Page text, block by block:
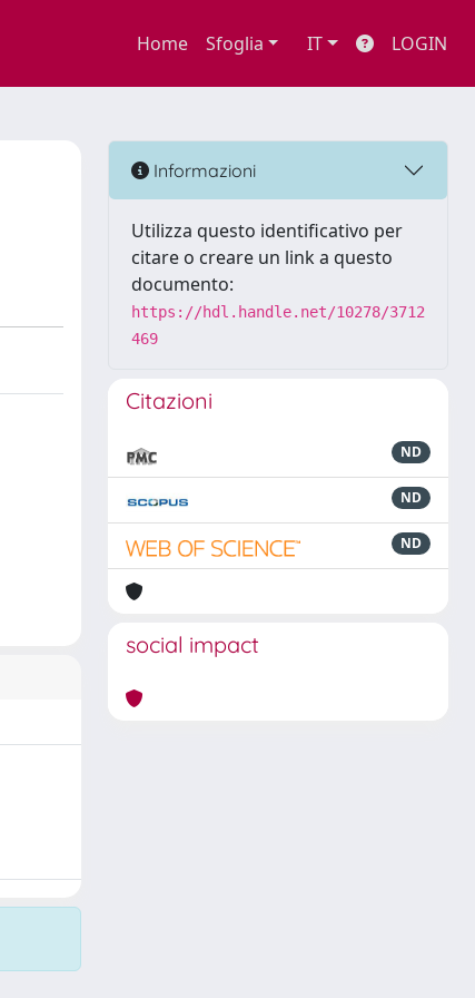
Home Sfoglia IT LOGIN
Informazioni
Utilizza questo identificativo per
citare o creare un link a questo
documento:
https://hdl.handle.net/10278/3712
469
Citazioni
ND
ND
ND
social impact